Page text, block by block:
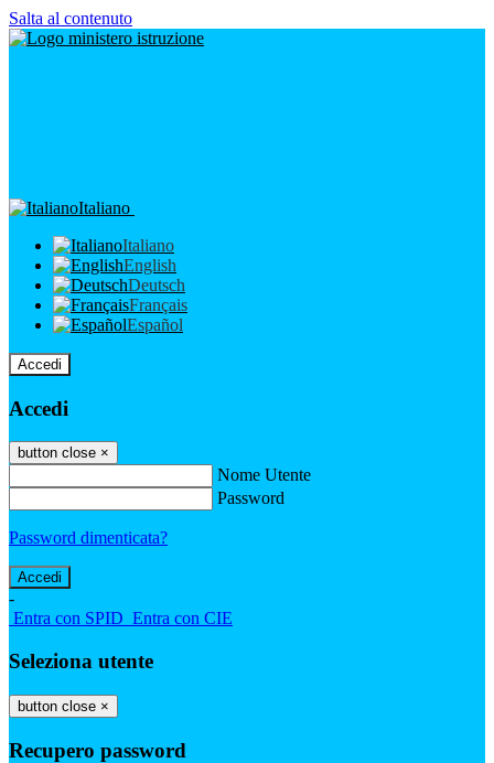
Salta al contenuto
Italiano
Italiano
English
Deutsch
Français
Español
Accedi
Accedi
button close ×
Nome Utente
Password
Password dimenticata?
-
Entra con SPID Entra con CIE
Seleziona utente
button close ×
Recupero password